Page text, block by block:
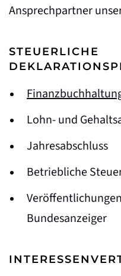
Ansprechpartner
STEUERLICHE
Lohn- und
Jahresabschluss
Betriebliche
Bundesanzeiger